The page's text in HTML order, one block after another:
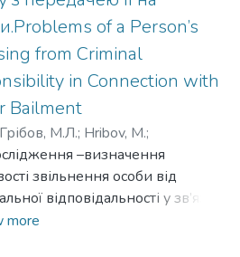
порівняльно-правовий.
підґрунтя дослідження
праці українських й
учених, положення
кодексу України, а
його застосування.
новизнастатті полягає в тому,
1)схарактеризовано
від злочинів, передбачених
кодексуУкраїни,
статі, віку, громадянства,
of a Person’s
from Criminal
in Connection with
Bailment
Грібов, М.Л.; Hribov, M.;
А.А.;Venediktov, A.;
Ю.Є.;Venediktova, Yu.
–визначення
звільнення особи від
відповідальності у зв’язку
на поруки іншому суб’єкту,
more